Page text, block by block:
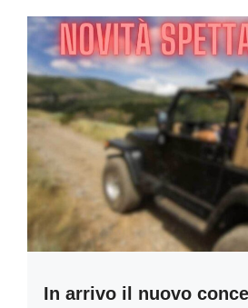
In arrivo il nuovo